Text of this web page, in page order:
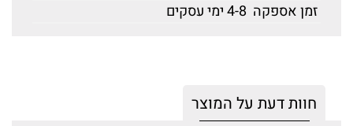
זמן אספקה 4-8 ימי עסקים
חוות דעת על המוצר